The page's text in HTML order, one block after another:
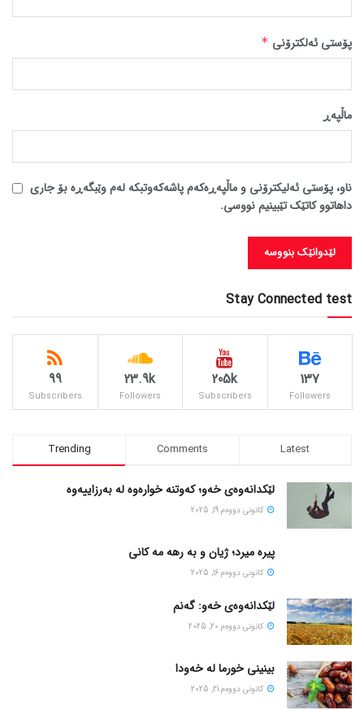
پۆستی ئەلکترۆنی *
ماڵپه‌ڕ
ناو، پۆستی ئەلیکترۆنی و ماڵپەڕەکەم پاشەکەوتبکە لەم وێبگەڕە بۆ جاری
داهاتوو کاتێک تێبینیم نووسی.
Stay Connected test
137
Followers
205k
Subscribers
23.9k
Followers
99
Subscribers
Trending Comments Latest
لێکدانەوەی خەو؛ کەوتنە خوارەوە لە بەرزاییەوە
كانونی دووه‌م 19, 2025
پیره میرد؛ ژیان و به رهه مه کانی
كانونی دووه‌م 16, 2025
لێکدانەوەی خەو: گەنم
كانونی دووه‌م 20, 2025
بینینی خورما لە خەودا
كانونی دووه‌م 21, 2025